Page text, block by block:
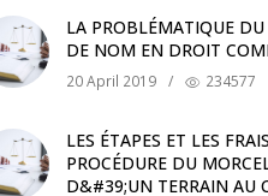
LA PROBLÉMATIQUE
DE NOM EN DROIT
20 April 2019 / 234577
LES ÉTAPES ET LES
PROCÉDURE DU
D&#39;UN TERRAIN AU